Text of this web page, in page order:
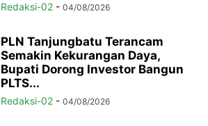
Redaksi-02 - 04/08/2026
PLN Tanjungbatu Terancam
Semakin Kekurangan Daya,
Bupati Dorong Investor Bangun
PLTS...
Redaksi-02 - 04/08/2026